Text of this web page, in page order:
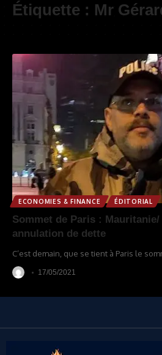
Étiquette : Mr
ECONOMIES & FINANCE ÉDITORIAL
Sommet de Paris : Mauritanie/
annulation de dette
C’est demain, que se tient à Paris le
17/05/2021